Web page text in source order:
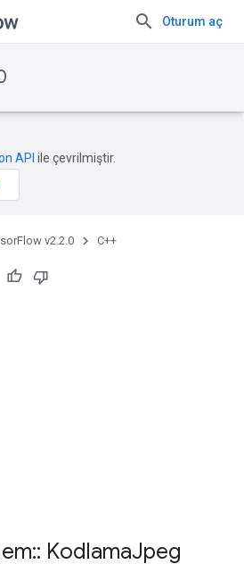
Oturum aç
API ile çevrilmiştir.
v2.2.0 C++
:: KodlamaJpeg